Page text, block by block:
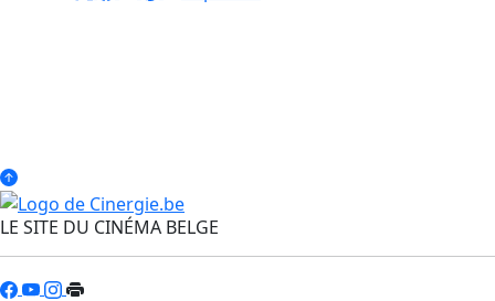
LE SITE DU CINÉMA BELGE